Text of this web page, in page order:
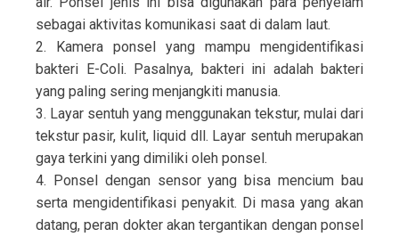
sebagai aktivitas komunikasi saat di dalam laut.
2. Kamera ponsel yang mampu mengidentifikasi
bakteri E-Coli. Pasalnya, bakteri ini adalah bakteri
yang paling sering menjangkiti manusia.
3. Layar sentuh yang menggunakan tekstur, mulai dari
tekstur pasir, kulit, liquid dll. Layar sentuh merupakan
gaya terkini yang dimiliki oleh ponsel.
4. Ponsel dengan sensor yang bisa mencium bau
serta mengidentifikasi penyakit. Di masa yang akan
datang, peran dokter akan tergantikan dengan ponsel